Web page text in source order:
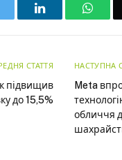
LinkedIn
СТАТТЯ
підвищив
до 15,5%
НАСТУПНА
Meta
обличчя